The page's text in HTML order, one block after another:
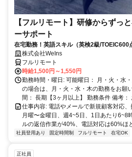
【フルリモート】研修からずっ
ーサポート
在宅勤務！英語スキル（英検2級/TOEIC600
就労経験のいずれか必須★週4〜OK◎
株式会社WeIns
フルリモート
時給1,500円～1,550円
勤務時間・曜日: 可能曜日： 月・火・水
の場合は、月・火・水・木の勤務をお願
間： 長期【3ヶ月以上】 勤務条件 備考：
仕事内容: 電話やメールで新規顧客対応、
月曜〜金曜日、週4~5日、1日あたり6~8
ルの返信作業が40%、電話対応は60%ほ
社員登用あり 固定時間制 フルリモート 在宅OK
正社員